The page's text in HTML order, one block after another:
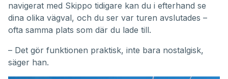
navigerat med Skippo tidigare kan du i efterhand se
dina olika vägval, och du ser var turen avslutades –
ofta samma plats som där du lade till.
– Det gör funktionen praktisk, inte bara nostalgisk,
säger han.